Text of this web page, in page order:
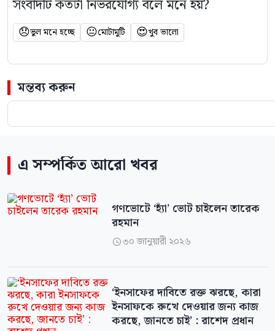
সংবাদটি কতটা নির্ভরযোগ্য বলে মনে হয়?
😞ভুল মনে হচ্ছে 😐মোটামুটি 😍খুব ভালো
মন্তব্য করুন
এ সম্পর্কিত আরো খবর
গণভোটে ‘হ্যাঁ’ ভোট চাইলেন তারেক
রহমান
৩০ জানুয়ারী ২০২৬
‘ইনসাফের দাবিতে রক্ত ঝরছে, কারা
ইনসাফকে রুখে দেওয়ার জন্য কাজ
করছে, জানতে চাই’ : রাশেদ প্রধান